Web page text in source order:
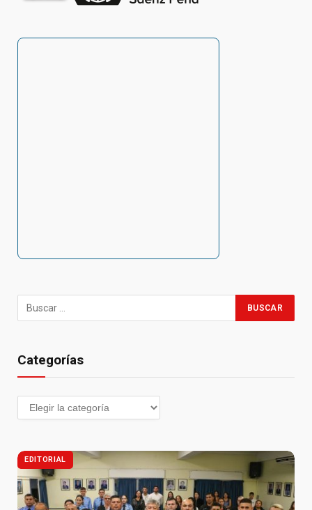
Categorías
EDITORIAL